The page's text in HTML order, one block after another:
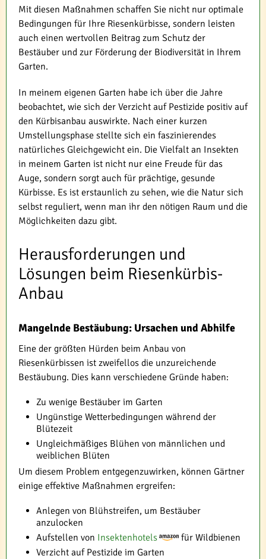
Mit diesen Maßnahmen schaffen Sie nicht nur optimale
Bedingungen für Ihre Riesenkürbisse, sondern leisten
auch einen wertvollen Beitrag zum Schutz der
Bestäuber und zur Förderung der Biodiversität in Ihrem
Garten.
In meinem eigenen Garten habe ich über die Jahre
beobachtet, wie sich der Verzicht auf Pestizide positiv auf
den Kürbisanbau auswirkte. Nach einer kurzen
Umstellungsphase stellte sich ein faszinierendes
natürliches Gleichgewicht ein. Die Vielfalt an Insekten
in meinem Garten ist nicht nur eine Freude für das
Auge, sondern sorgt auch für prächtige, gesunde
Kürbisse. Es ist erstaunlich zu sehen, wie die Natur sich
selbst reguliert, wenn man ihr den nötigen Raum und die
Möglichkeiten dazu gibt.
Herausforderungen und
Lösungen beim Riesenkürbis-
Anbau
Mangelnde Bestäubung: Ursachen und Abhilfe
Eine der größten Hürden beim Anbau von
Riesenkürbissen ist zweifellos die unzureichende
Bestäubung. Dies kann verschiedene Gründe haben:
Zu wenige Bestäuber im Garten
Ungünstige Wetterbedingungen während der
Blütezeit
Ungleichmäßiges Blühen von männlichen und
weiblichen Blüten
Um diesem Problem entgegenzuwirken, können Gärtner
einige effektive Maßnahmen ergreifen:
Anlegen von Blühstreifen, um Bestäuber
anzulocken
Aufstellen von Insektenhotels
für Wildbienen
Verzicht auf Pestizide im Garten